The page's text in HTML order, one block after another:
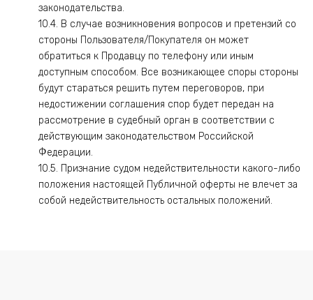
законодательства.
10.4. В случае возникновения вопросов и претензий со
стороны Пользователя/Покупателя он может
обратиться к Продавцу по телефону или иным
доступным способом. Все возникающее споры стороны
будут стараться решить путем переговоров, при
недостижении соглашения спор будет передан на
рассмотрение в судебный орган в соответствии с
действующим законодательством Российской
Федерации.
10.5. Признание судом недействительности какого-либо
положения настоящей Публичной оферты не влечет за
собой недействительность остальных положений.